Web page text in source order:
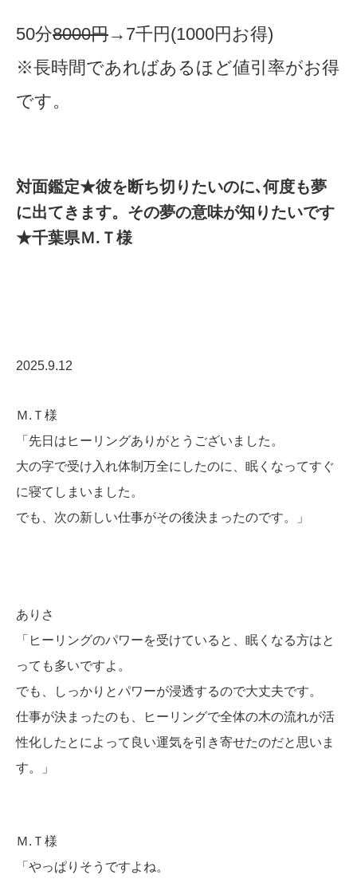
50分8000円→7千円(1000円お得)
※長時間であればあるほど値引率がお得
です。
​対面鑑定★彼を断ち切りたいのに､何度も夢
に出てきます。その夢の意味が知りたいです
★千葉県Ｍ.Ｔ様
2025.9.12
Ｍ.Ｔ様
「先日はヒーリングありがとうございました 。
大の字で受け入れ体制万全にしたのに、眠くなってすぐ
に寝てしまいました。
でも、次の新しい仕事がその後決まったのです。」
ありさ
「ヒーリングのパワーを受けていると、眠くなる方はと
っても多いですよ。
でも、しっかりとパワーが浸透するので大丈夫です。
仕事が決まったのも、ヒーリングで全体の木の流れが活
性化したとによって良い運気を引き寄せたのだと思いま
す。」
Ｍ.Ｔ様
「やっぱりそうですよね。